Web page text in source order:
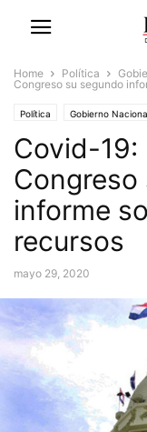
Home Política
Congreso su segundo
Política Gobierno
Covid-19:
Congreso
informe
recursos
mayo 29, 2020